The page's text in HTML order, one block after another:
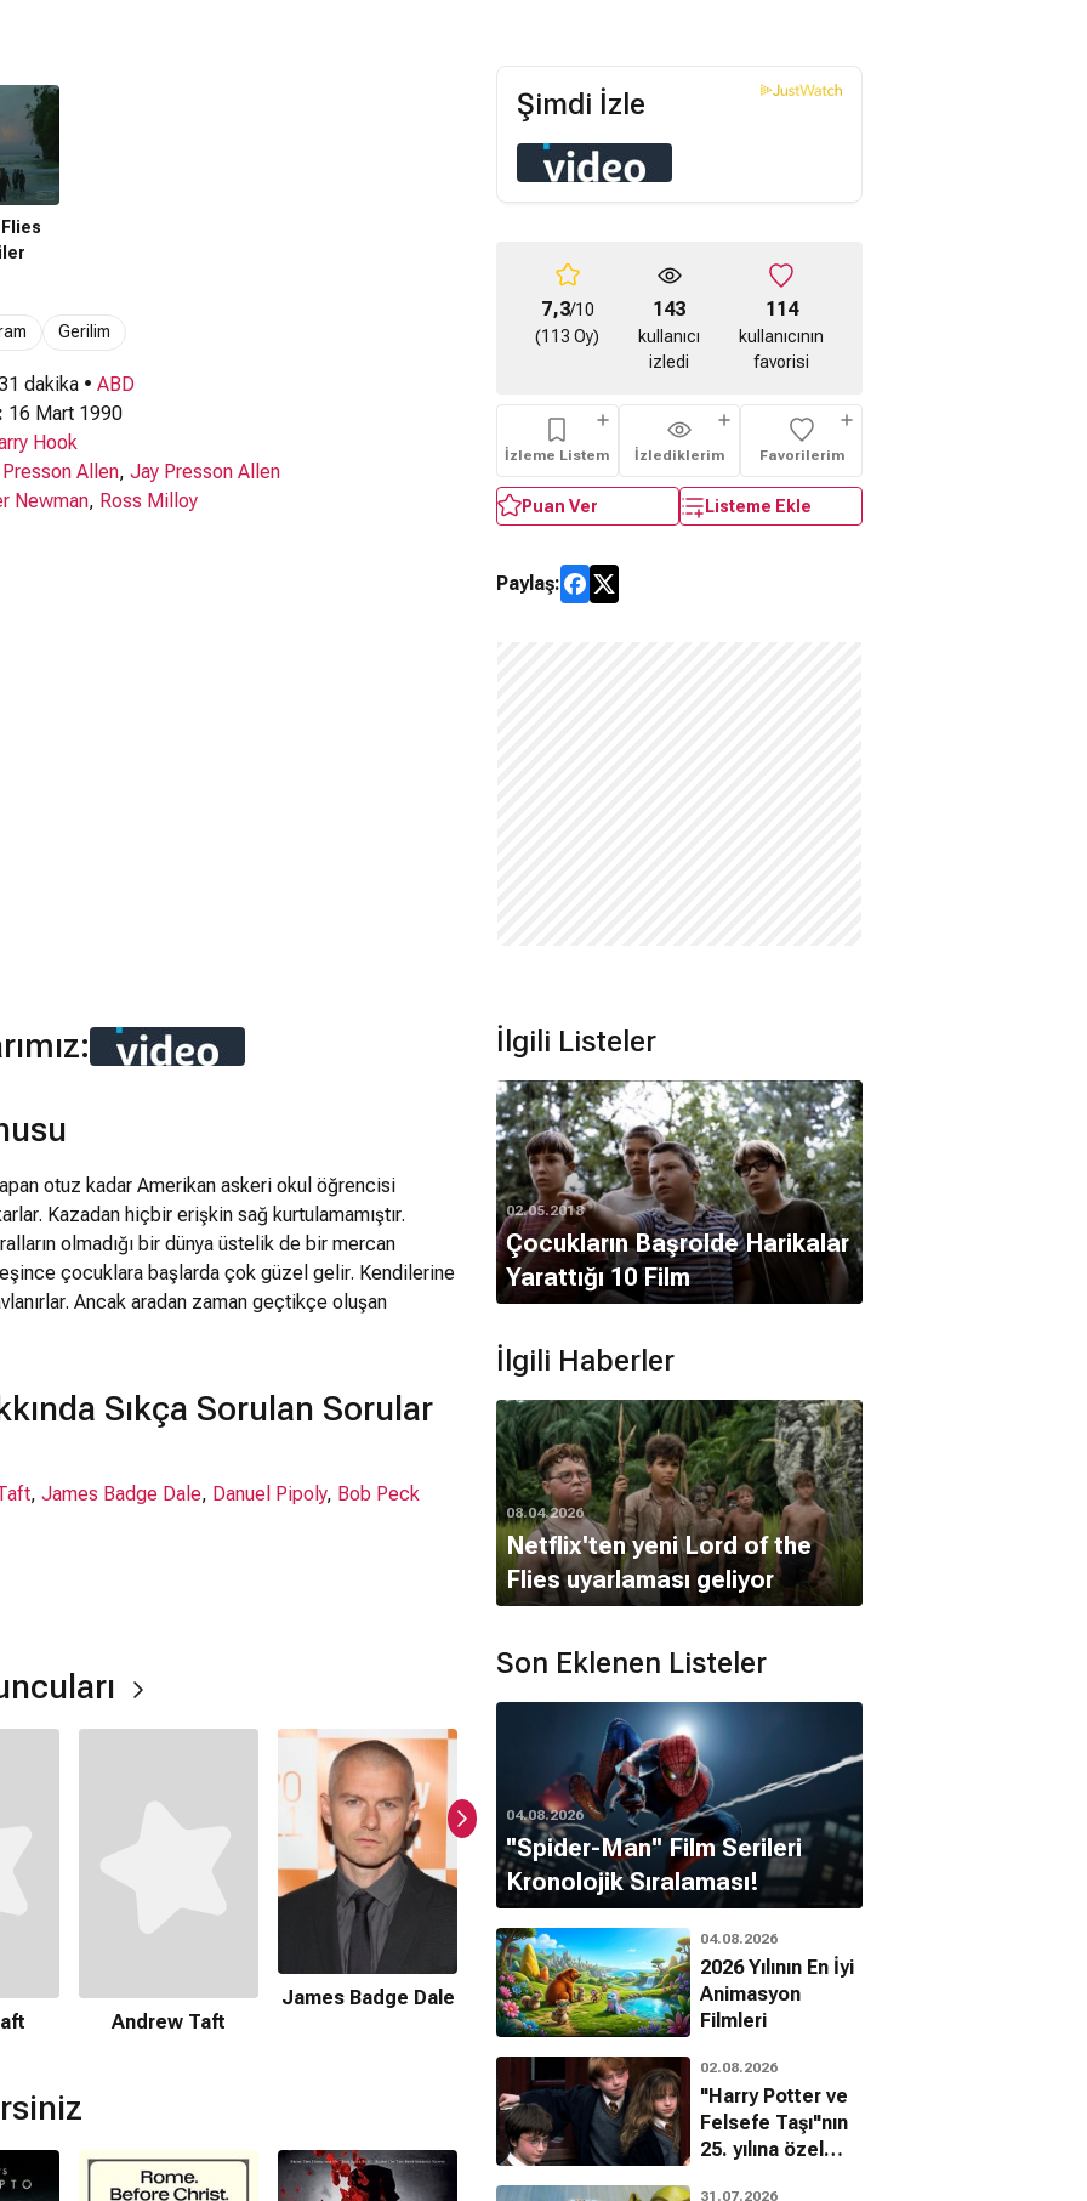
Gerilim
dakika • ABD
16 Mart 1990
Hook
Allen, Jay Presson Allen
Newman, Ross Milloy
Şimdi İzle
7,3/10
(113 Oy)
143
kullanıcı
izledi
114
kullanıcının
favorisi
İzleme Listem İzlediklerim Favorilerim
Puan Ver Listeme Ekle
Paylaş:
otuz kadar Amerikan askeri okul öğrencisi
Kazadan hiçbir erişkin sağ kurtulamamıştır.
olmadığı bir dünya üstelik de bir mercan
çocuklara başlarda çok güzel gelir. Kendilerine
Ancak aradan zaman geçtikçe oluşan
demokratik düzeni terkedip kabile düzenine
başlar. Bir grup çocuk uygarlığı temsil eden akılcı
bir grup da ilkelliğin temsilcisi olan
(dinlerin metaforu). Jack ve etrafındakiler
gittikçe daha da vahşileşirler. Ralph'ın kampına
vardırırlar. 1990 yapımı film, ünlü romanın
Sıkça Sorulan Sorular
, James Badge Dale, Danuel Pipoly, Bob Peck
var?
Sarde tarafından hazırlanmıştır.
Andrew Taft
James Badge Dale
Danuel Pipoly
Bob Peck
İlgili Listeler
02.05.2018
Çocukların Başrolde Harikalar
Yarattığı 10 Film
İlgili Haberler
08.04.2026
Netflix'ten yeni Lord of the
Flies uyarlaması geliyor
Son Eklenen Listeler
04.08.2026
''Spider-Man'' Film Serileri
Kronolojik Sıralaması!
04.08.2026
2026 Yılının En İyi
Animasyon
Filmleri
02.08.2026
"Harry Potter ve
Felsefe Taşı"nın
25. yılına özel
31.07.2026